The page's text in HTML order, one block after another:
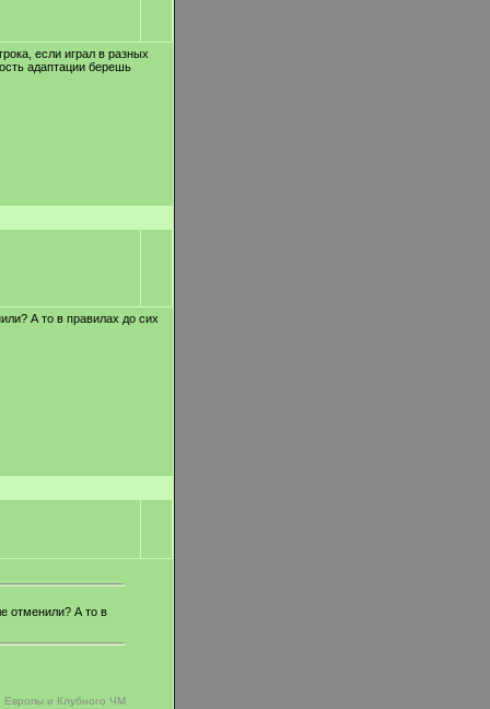
если играл в разных
адаптации берешь
А то в правилах до сих
отменили? А то в
Европы и Клубного ЧМ